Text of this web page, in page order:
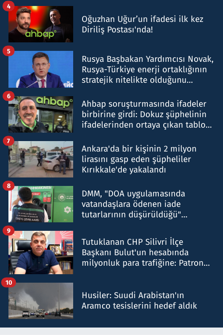
Oğuzhan Uğur’un ifadesi ilk kez
Diriliş Postası'nda!
4
Rusya Başbakan Yardımcısı Novak,
Rusya-Türkiye enerji ortaklığının
stratejik nitelikte olduğunu
5
Ahbap soruşturmasında ifadeler
birbirine girdi: Dokuz şüphelinin
ifadelerinden ortaya çıkan tablo
6
Ankara'da bir kişinin 2 milyon
lirasını gasp eden şüpheliler
Kırıkkale'de yakalandı
7
DMM, "DOA uygulamasında
vatandaşlara ödenen iade
tutarlarının düşürüldüğü"
8
Tutuklanan CHP Silivri İlçe
Başkanı Bulut'un hesabında
milyonluk para trafiğine: Patron
9
Husiler: Suudi Arabistan'ın
Aramco tesislerini hedef aldık
10